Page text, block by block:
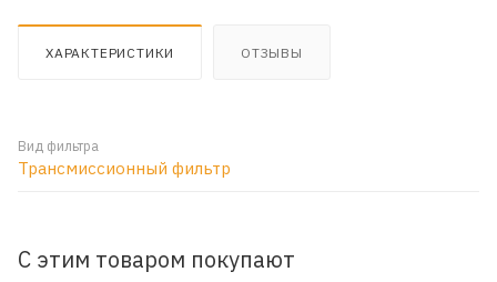
ХАРАКТЕРИСТИКИ ОТЗЫВЫ
Вид фильтра
Трансмиссионный фильтр
С этим товаром покупают